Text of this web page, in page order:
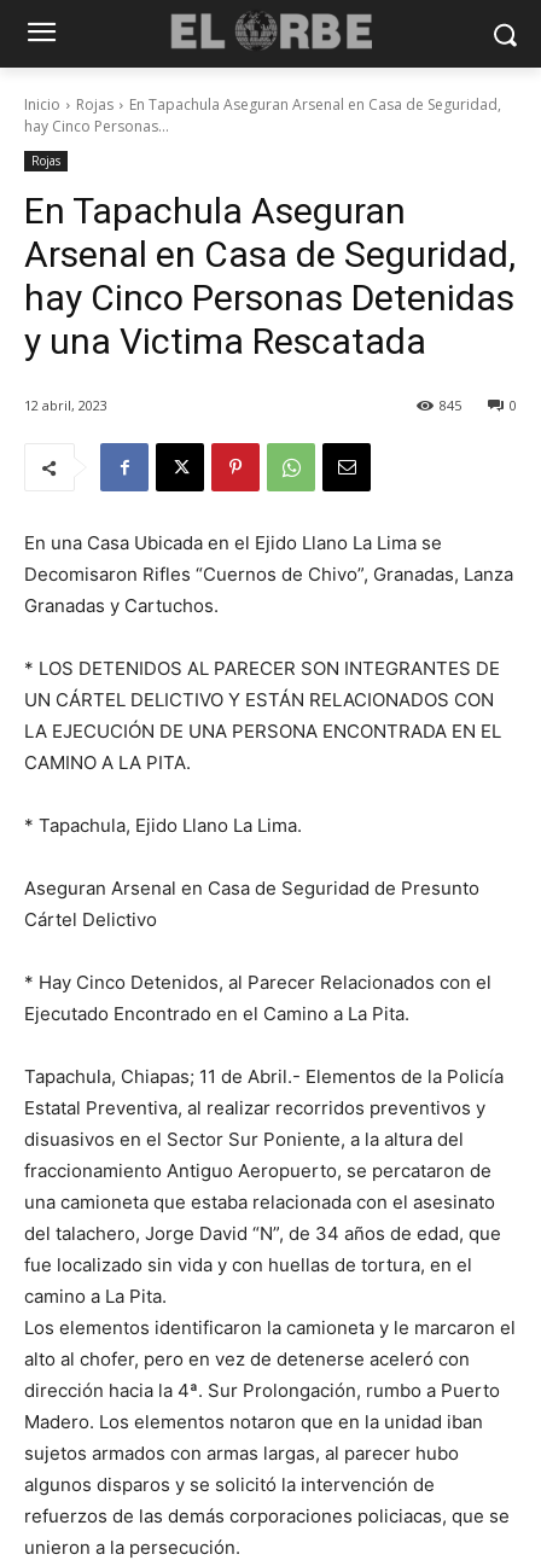
Inicio Rojas
En Tapachula Aseguran Arsenal en Casa de Seguridad,
hay Cinco Personas...
Rojas
En Tapachula Aseguran
Arsenal en Casa de Seguridad,
hay Cinco Personas Detenidas
y una Victima Rescatada
12 abril, 2023 0
845
En una Casa Ubicada en el Ejido Llano La Lima se
Decomisaron Rifles “Cuernos de Chivo”, Granadas, Lanza
Granadas y Cartuchos.
* LOS DETENIDOS AL PARECER SON INTEGRANTES DE
UN CÁRTEL DELICTIVO Y ESTÁN RELACIONADOS CON
LA EJECUCIÓN DE UNA PERSONA ENCONTRADA EN EL
CAMINO A LA PITA.
* Tapachula, Ejido Llano La Lima.
Aseguran Arsenal en Casa de Seguridad de Presunto
Cártel Delictivo
* Hay Cinco Detenidos, al Parecer Relacionados con el
Ejecutado Encontrado en el Camino a La Pita.
Tapachula, Chiapas; 11 de Abril.- Elementos de la Policía
Estatal Preventiva, al realizar recorridos preventivos y
disuasivos en el Sector Sur Poniente, a la altura del
fraccionamiento Antiguo Aeropuerto, se percataron de
una camioneta que estaba relacionada con el asesinato
del talachero, Jorge David “N”, de 34 años de edad, que
fue localizado sin vida y con huellas de tortura, en el
camino a La Pita.
Los elementos identificaron la camioneta y le marcaron el
alto al chofer, pero en vez de detenerse aceleró con
dirección hacia la 4ª. Sur Prolongación, rumbo a Puerto
Madero. Los elementos notaron que en la unidad iban
sujetos armados con armas largas, al parecer hubo
algunos disparos y se solicitó la intervención de
refuerzos de las demás corporaciones policiacas, que se
unieron a la persecución.